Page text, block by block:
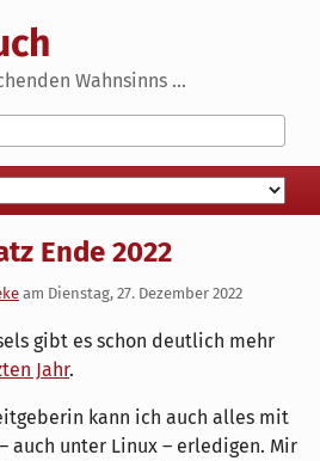
Wahnsinns ...
Ende 2022
am Dienstag, 27. Dezember 2022
gibt es schon deutlich mehr
Jahr.
kann ich auch alles mit
auch unter Linux – erledigen. Mir